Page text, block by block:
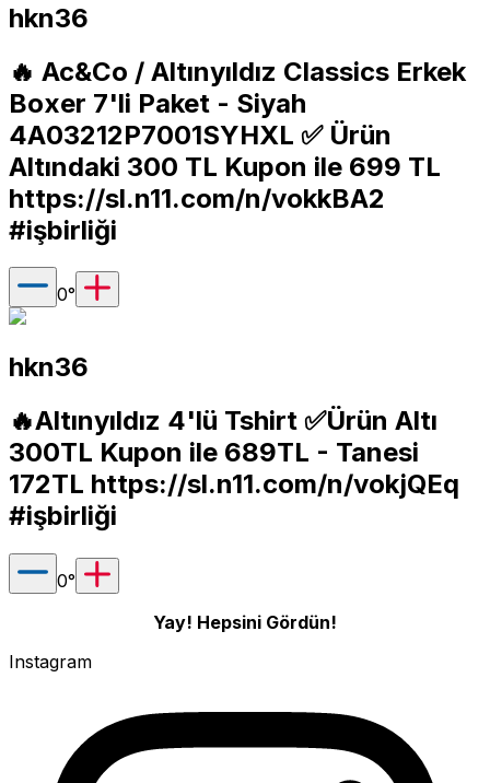
hkn36
🔥 Ac&Co / Altınyıldız Classics Erkek
Boxer 7'li Paket - Siyah
4A03212P7001SYHXL ✅️ Ürün
Altındaki 300 TL Kupon ile 699 TL
https://sl.n11.com/n/vokkBA2
#işbirliği
0°
hkn36
🔥Altınyıldız 4'lü Tshirt ✅️Ürün Altı
300TL Kupon ile 689TL - Tanesi
172TL https://sl.n11.com/n/vokjQEq
#işbirliği
0°
Yay! Hepsini Gördün!
Instagram